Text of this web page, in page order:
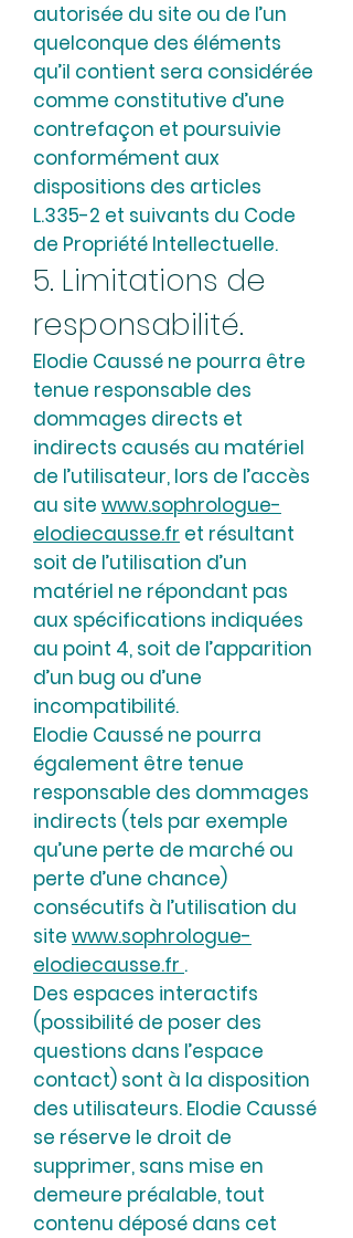
autorisée du site ou de l’un
quelconque des éléments
qu’il contient sera considérée
comme constitutive d’une
contrefaçon et poursuivie
conformément aux
dispositions des articles
L.335-2 et suivants du Code
de Propriété Intellectuelle.
5. Limitations de
responsabilité.
Elodie Caussé ne pourra être
tenue responsable des
dommages directs et
indirects causés au matériel
de l’utilisateur, lors de l’accès
au site www.sophrologue-
elodiecausse.fr et résultant
soit de l’utilisation d’un
matériel ne répondant pas
aux spécifications indiquées
au point 4, soit de l’apparition
d’un bug ou d’une
incompatibilité.
Elodie Caussé ne pourra
également être tenue
responsable des dommages
indirects (tels par exemple
qu’une perte de marché ou
perte d’une chance)
consécutifs à l’utilisation du
site www.sophrologue-
elodiecausse.fr .
Des espaces interactifs
(possibilité de poser des
questions dans l’espace
contact) sont à la disposition
des utilisateurs. Elodie Caussé
se réserve le droit de
supprimer, sans mise en
demeure préalable, tout
contenu déposé dans cet